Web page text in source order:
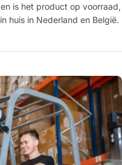
is het product op voorraad,
huis in Nederland en België.